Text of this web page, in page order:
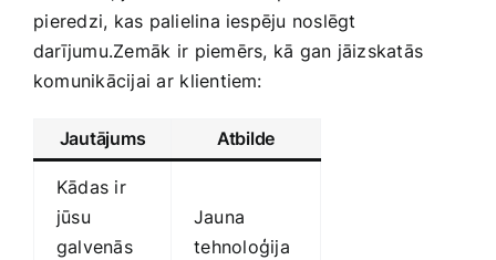
⁤pieredzi, kas palielina iespēju noslēgt
darījumu.Zemāk ir ⁢piemērs, kā⁢ gan jāizskatās
komunikācijai ar⁤ klientiem:
Jautājums Atbilde
Kādas ir
jūsu
galvenās
Jauna
⁢tehnoloģija